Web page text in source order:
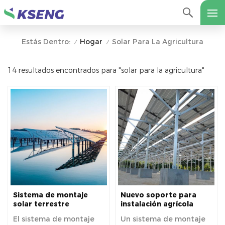
Estás Dentro: / Hogar / Solar Para La Agricultura
14 resultados encontrados para "solar para la agricultura"
Sistema de montaje
solar terrestre
fotovoltaico para pesca
El sistema de montaje
Nuevo soporte para
instalación agrícola
parques solares
Un sistema de montaje